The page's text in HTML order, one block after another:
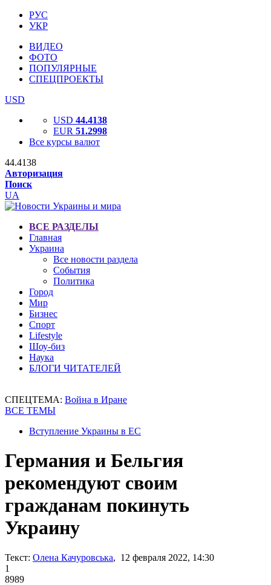
РУС
УКР
ВИДЕО
ФОТО
ПОПУЛЯРНЫЕ
СПЕЦПРОЕКТЫ
USD
USD 44.4138
EUR 51.2998
Все курсы валют
44.4138
Авторизация
Поиск
UA
ВСЕ РАЗДЕЛЫ
Главная
Украина
Все новости раздела
События
Политика
Город
Мир
Бизнес
Спорт
Lifestyle
Шоу-биз
Наука
БЛОГИ ЧИТАТЕЛЕЙ
СПЕЦТЕМА: Война в Иране
ВСЕ ТЕМЫ
Вступление Украины в ЕС
Германия и Бельгия
рекомендуют своим
гражданам покинуть
Украину
Текст: Олена Качуровська, 12 февраля 2022, 14:30
1
8989